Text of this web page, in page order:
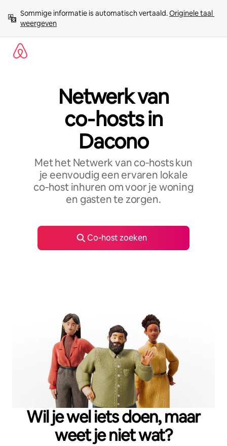
direct
naar
inhoud
Sommige informatie is automatisch vertaald. Originele taal
weergeven
Netwerk van
co‑hosts in
Dacono
Met het Netwerk van co‑hosts kun
je eenvoudig een ervaren lokale
co‑host inhuren om voor je woning
en gasten te zorgen.
Co‑host zoeken
Wil je wel iets doen, maar
weet je niet wat?